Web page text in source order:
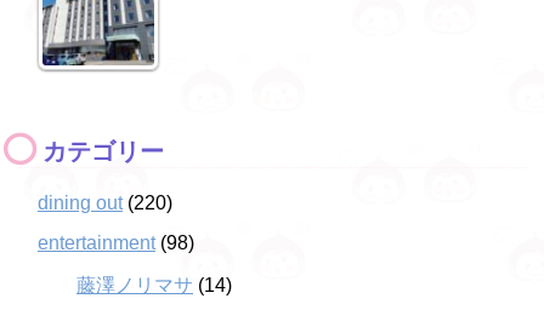
カテゴリー
dining out(220)
entertainment(98)
藤澤ノリマサ (14)